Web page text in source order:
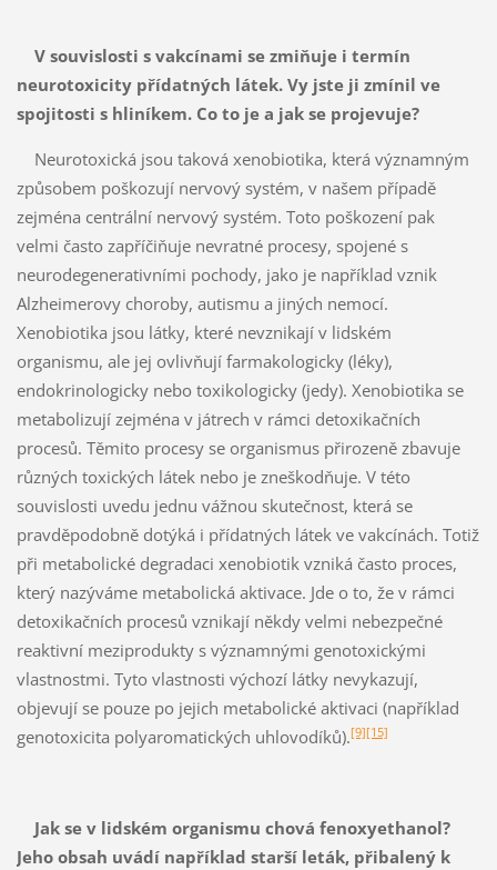
V souvislosti s vakcínami se zmiňuje i termín
neurotoxicity přídatných látek. Vy jste ji zmínil ve
spojitosti s hliníkem. Co to je a jak se projevuje?
Neurotoxická jsou taková xenobiotika, která významným
způsobem poškozují nervový systém, v našem případě
zejména centrální nervový systém. Toto poškození pak
velmi často zapříčiňuje nevratné procesy, spojené s
neurodegenerativními pochody, jako je například vznik
Alzheimerovy choroby, autismu a jiných nemocí.
Xenobiotika jsou látky, které nevznikají v lidském
organismu, ale jej ovlivňují farmakologicky (léky),
endokrinologicky nebo toxikologicky (jedy). Xenobiotika se
metabolizují zejména v játrech v rámci detoxikačních
procesů. Těmito procesy se organismus přirozeně zbavuje
různých toxických látek nebo je zneškodňuje. V této
souvislosti uvedu jednu vážnou skutečnost, která se
pravděpodobně dotýká i přídatných látek ve vakcínách. Totiž
při metabolické degradaci xenobiotik vzniká často proces,
který nazýváme metabolická aktivace. Jde o to, že v rámci
detoxikačních procesů vznikají někdy velmi nebezpečné
reaktivní meziprodukty s významnými genotoxickými
vlastnostmi. Tyto vlastnosti výchozí látky nevykazují,
objevují se pouze po jejich metabolické aktivaci (například
genotoxicita polyaromatických uhlovodíků).[9][15]
Jak se v lidském organismu chová fenoxyethanol?
Jeho obsah uvádí například starší leták, přibalený k